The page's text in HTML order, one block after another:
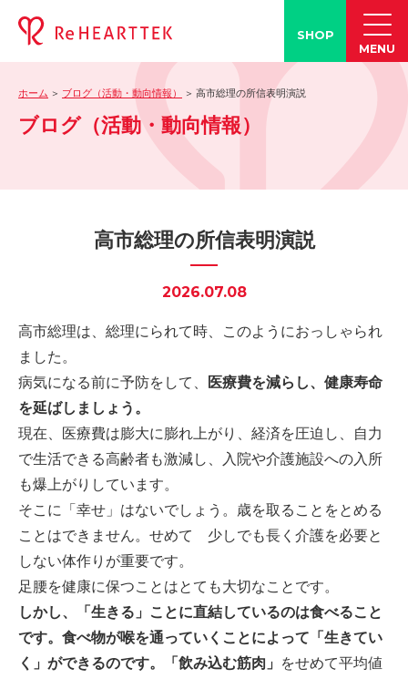
-ブログ
-学会発表情報
-お客様の声
誤嚥・誤嚥性肺炎の知識
-誤嚥・誤嚥性肺炎とは
-誤嚥・誤嚥性肺炎の予防策
会社情報
ショップ
SHOP
MENU
ホーム ブログ（活動・動向情報） 高市総理の所信表明演説
ブログ（活動・動向情報）
高市総理の所信表明演説
2026.07.08
高市総理は、総理にられて時、このようにおっしゃられ
ました。
病気になる前に予防をして、
医療費を減らし、健康寿命
を延ばしましょう。
現在、医療費は膨大に膨れ上がり、経済を圧迫し、自力
で生活できる高齢者も激減し、入院や介護施設への入所
も爆上がりしています。
そこに「幸せ」はないでしょう。歳を取ることをとめる
ことはできません。せめて 少しでも長く介護を必要と
しない体作りが重要です。
足腰を健康に保つことはとても大切なことです。
しかし、「生きる」ことに直結しているのは食べること
です。食べ物が喉を通っていくことによって「生きてい
く」ができるのです。「飲み込む筋肉」 をせめて平均値